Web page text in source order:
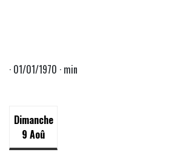
· 01/01/1970 · min
Dimanche
9 Aoû